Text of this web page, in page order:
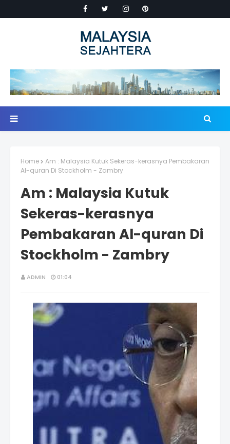
Home
Am : Malaysia Kutuk Sekeras-kerasnya Pembakaran
Al-quran Di Stockholm - Zambry
Am : Malaysia Kutuk
Sekeras-kerasnya
Pembakaran Al-quran Di
Stockholm - Zambry
ADMIN 01:04